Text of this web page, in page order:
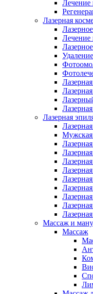
Лазерная
Лечение
Лазерная
Мужская
Массаж и
Массаж